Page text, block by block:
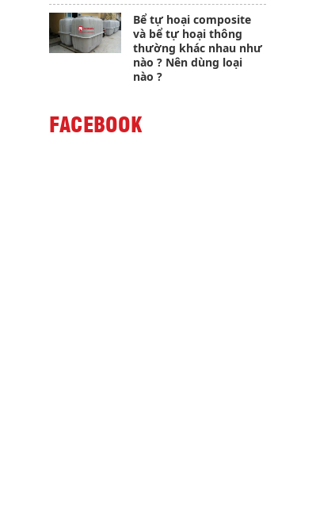
Bể tự hoại composite
và bể tự hoại thông
thường khác nhau như
nào ? Nên dùng loại
nào ?
FACEBOOK